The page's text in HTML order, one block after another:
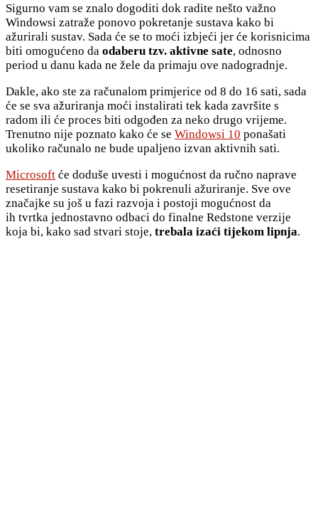
Sigurno vam se znalo dogoditi dok radite nešto važno
Windowsi zatraže ponovo pokretanje sustava kako bi
ažurirali sustav. Sada će se to moći izbjeći jer će korisnicima
biti omogućeno da odaberu tzv. aktivne sate, odnosno
period u danu kada ne žele da primaju ove nadogradnje.
Dakle, ako ste za računalom primjerice od 8 do 16 sati, sada
će se sva ažuriranja moći instalirati tek kada završite s
radom ili će proces biti odgođen za neko drugo vrijeme.
Trenutno nije poznato kako će se Windowsi 10 ponašati
ukoliko računalo ne bude upaljeno izvan aktivnih sati.
Microsoft će doduše uvesti i mogućnost da ručno naprave
resetiranje sustava kako bi pokrenuli ažuriranje. Sve ove
značajke su još u fazi razvoja i postoji mogućnost da
ih tvrtka jednostavno odbaci do finalne Redstone verzije
koja bi, kako sad stvari stoje, trebala izaći tijekom lipnja.